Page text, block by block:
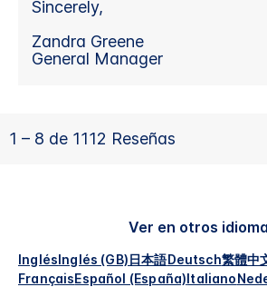
Ver en otros
InglésInglés (GB)日本語Deutsch繁體中
FrançaisEspañol (España)Italiano